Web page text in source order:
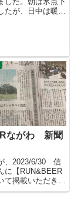
たが、日中は暖か
ながわ 新聞
、2023/6/30 信
に【RUN&BEER
て掲載いただきま
うご...